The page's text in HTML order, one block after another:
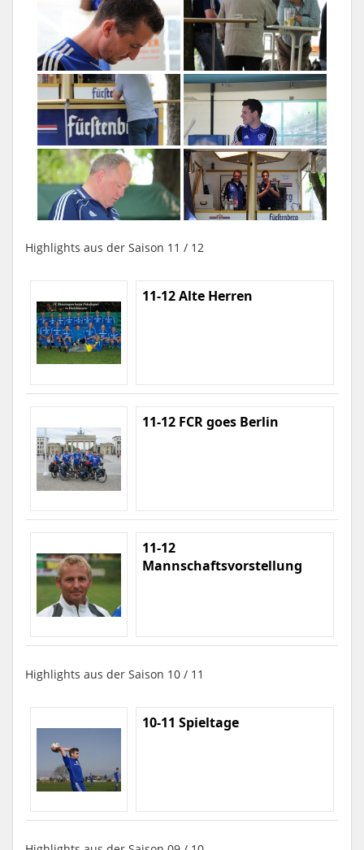
Highlights aus der Saison 11 / 12
11-12 Alte Herren
11-12 FCR goes Berlin
11-12
Mannschaftsvorstellung
Highlights aus der Saison 10 / 11
10-11 Spieltage